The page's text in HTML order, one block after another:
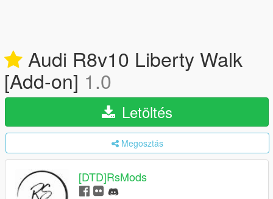
Audi R8v10 Liberty Walk
[Add-on] 1.0
Letöltés
Megosztás
[DTD]RsMods